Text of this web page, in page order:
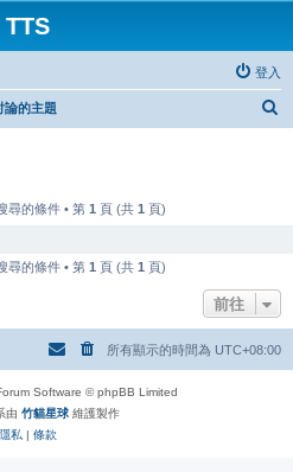
TTS
登入
論的主題
尋的條件 • 第 1 頁 (共 1 頁)
尋的條件 • 第 1 頁 (共 1 頁)
前往
所有顯示的時間為 UTC+08:00
Software © phpBB Limited
由 竹貓星球 維護製作
隱私 | 條款